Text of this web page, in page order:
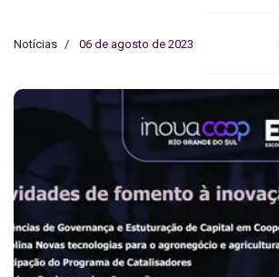
Notícias 06 de agosto de 2023